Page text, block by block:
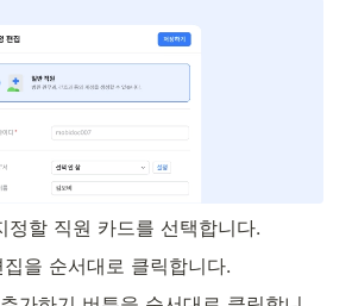
정할 직원 카드를 선택합니다.
을 순서대로 클릭합니다.